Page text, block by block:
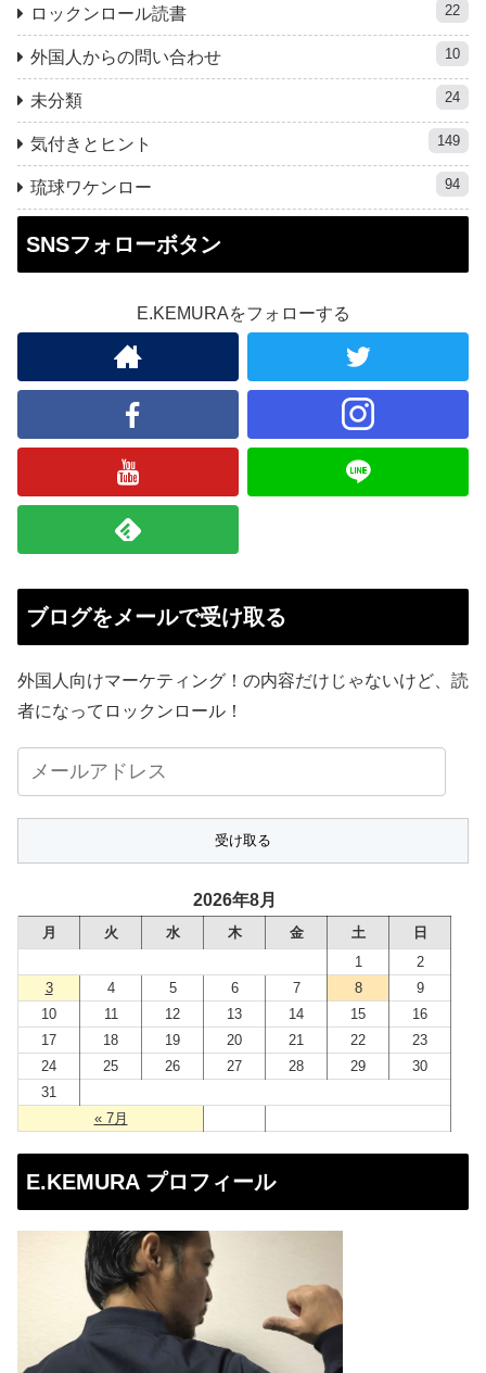
ロックンロール読書 22
外国人からの問い合わせ 10
未分類 24
気付きとヒント 149
琉球ワケンロー 94
SNSフォローボタン
E.KEMURAをフォローする
ブログをメールで受け取る
外国人向けマーケティング！の内容だけじゃないけど、読
者になってロックンロール！
ー
ル
レ
2026年8月
月 火 水 木 金 土 日
« 7月
1
2
3
4 5 6 7 8
9
10
11 12 13 14 15
16
17
18 19 20 21 22
23
24
25 26 27 28 29
30
31
E.KEMURA プロフィール